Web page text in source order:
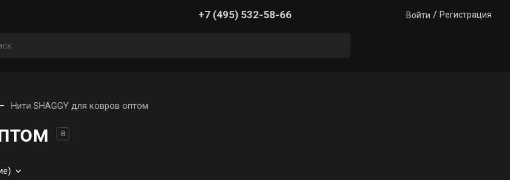
+7 (495) 532-58-66 Войти / Регистрация
Нити SHAGGY для ковров оптом
8